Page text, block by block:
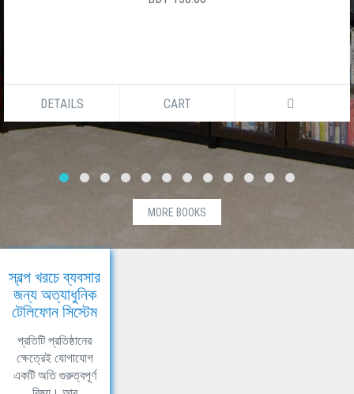
DETAILS CART
MORE BOOKS
স্বল্প খরচে ব্যবসার
জন্য অত্যাধুনিক
টেলিফোন সিস্টেম
প্রতিটি প্রতিষ্ঠানের
ক্ষেত্রেই যোগাযোগ
একটি অতি গুরুত্বপূর্ণ